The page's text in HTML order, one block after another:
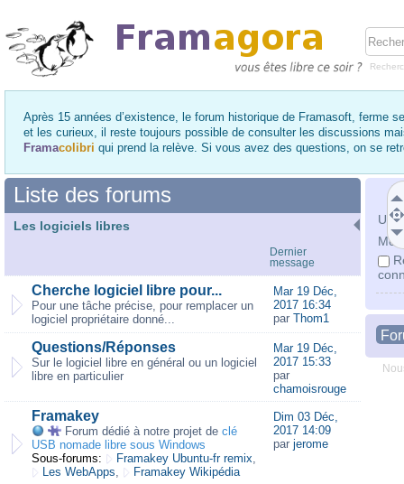
Après 15 années d’existence, le forum historique de Framasoft, ferme
et les curieux, il reste toujours possible de consulter les discussions
Framacolibri qui prend la relève. Si vous avez des questions, on se
Mot
Liste des forums
Les logiciels libres
Dernier
message
Cherche logiciel libre pour...
Pour une tâche précise, pour remplacer un
logiciel propriétaire donné...
Mar 19 Déc,
2017 16:34
par Thom1
Questions/Réponses
Sur le logiciel libre en général ou un logiciel
libre en particulier
Mar 19 Déc,
2017 15:33
par
chamoisrouge
Framakey
Forum dédié à notre projet de clé
USB nomade libre sous Windows
Sous-forums:
Framakey Ubuntu-fr remix,
Les WebApps, Framakey Wikipédia
Dim 03 Déc,
2017 14:09
par jerome